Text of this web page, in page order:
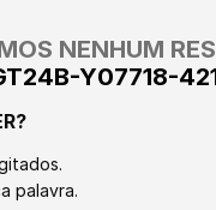
NENHUM
Y07718-
palavra.